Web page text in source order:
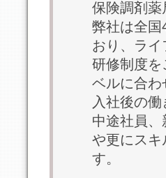
保険調剤薬
弊社は全国
おり、ラ
研修制度を
ベルに合わ
入社後の
中途社員
や更にスキ
す。